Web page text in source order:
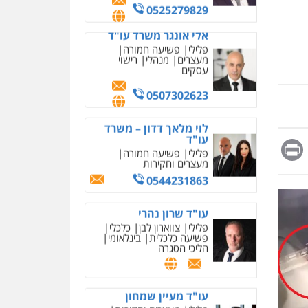
Message
Print
0525279829
אלי אונגר משרד עו"ד
פלילי פשיעה חמורה
מעצרים מנהלי רישוי
עסקים
0507302623
לוי מלאך דדון – משרד
עו"ד
פלילי פשיעה חמורה
מעצרים וחקירות
0544231863
עו"ד שרון נהרי
פלילי צווארון לבן כלכלי
פשיעה כלכלית בינלאומי
הליכי הסגרה
עו"ד מעיין שמחון
מחיקת כתבות מגוגל
ודחיקת אזכורים שליליים
שירותים מקצועיים לעורכי
דין
0522508109
אחסון אתרים
מהירות הגנה גיבוי
לעורכי דין
מרכז התחלה חדשה
אסירים עבירות מין
0544500346
מאיה בלום, עו"ס,
טיפול ושיקום
טיפול בהתמכרויות
דין